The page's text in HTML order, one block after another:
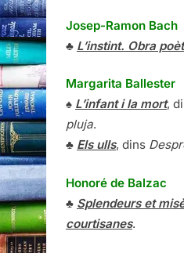
Josep-Ramon Bach
♣ L’instint. Obra
Margarita Ballester
♠ L’infant i la mort,
pluja.
♣ Els ulls, dins
Honoré de Balzac
♣ Splendeurs et
courtisanes.